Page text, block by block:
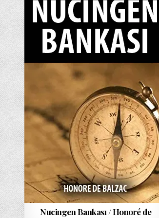
BANKASI
/
HONORÉ
DE
BALZAC
Nucingen Bankası / Honoré de